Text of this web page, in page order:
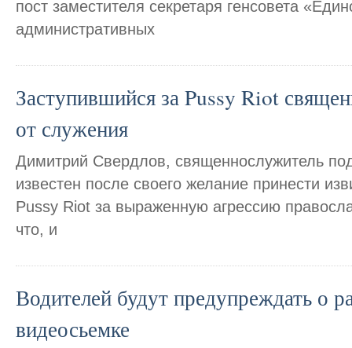
пост заместителя секретаря генсовета
административных
Заступившийся за Pussy Riot
от служения
Димитрий Свердлов, священнослужитель
известен после своего желание принести
Pussy Riot за выраженную агрессию
что, и
Водителей будут предупреждать о
видеосьемке